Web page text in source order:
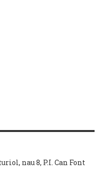
nau 8, P.I. Can Font